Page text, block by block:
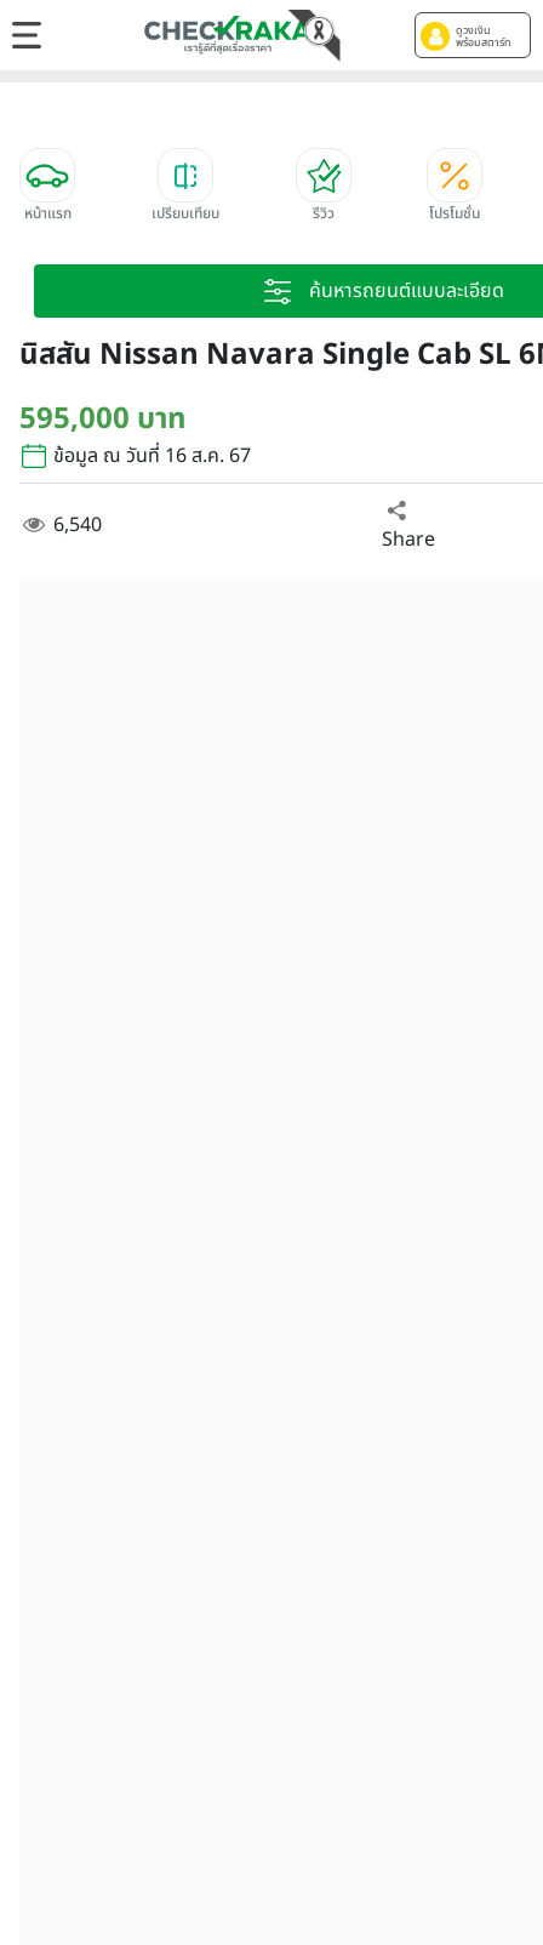
ดูวงเงิน
พร้อมสตาร์ท
หน้าแรก เปรียบเทียบ รีวิว โปรโมชั่น
ค้นหารถยนต์แบบละเอียด
นิสสัน Nissan Navara Single Cab SL
595,000 บาท
ข้อมูล ณ วันที่ 16 ส.ค. 67
6,540 Share